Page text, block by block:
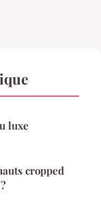
luxe
cropped